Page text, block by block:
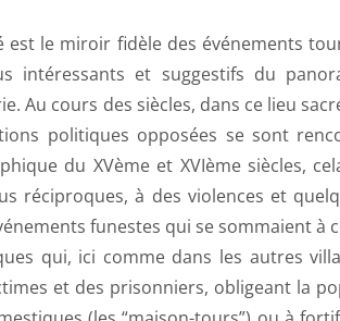
est le miroir fidèle des événements
intéressants et suggestifs du
Au cours des siècles, dans ce lieu
politiques opposées se sont
du XVème et XVIème siècles,
réciproques, à des violences et
funestes qui se sommaient à
qui, ici comme dans les autres
et des prisonniers, obligeant la